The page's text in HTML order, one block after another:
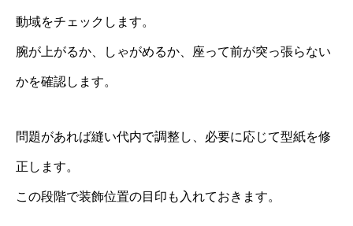
動域をチェックします。
腕が上がるか、しゃがめるか、座って前が突っ張らない
かを確認します。
問題があれば縫い代内で調整し、必要に応じて型紙を修
正します。
この段階で装飾位置の目印も入れておきます。